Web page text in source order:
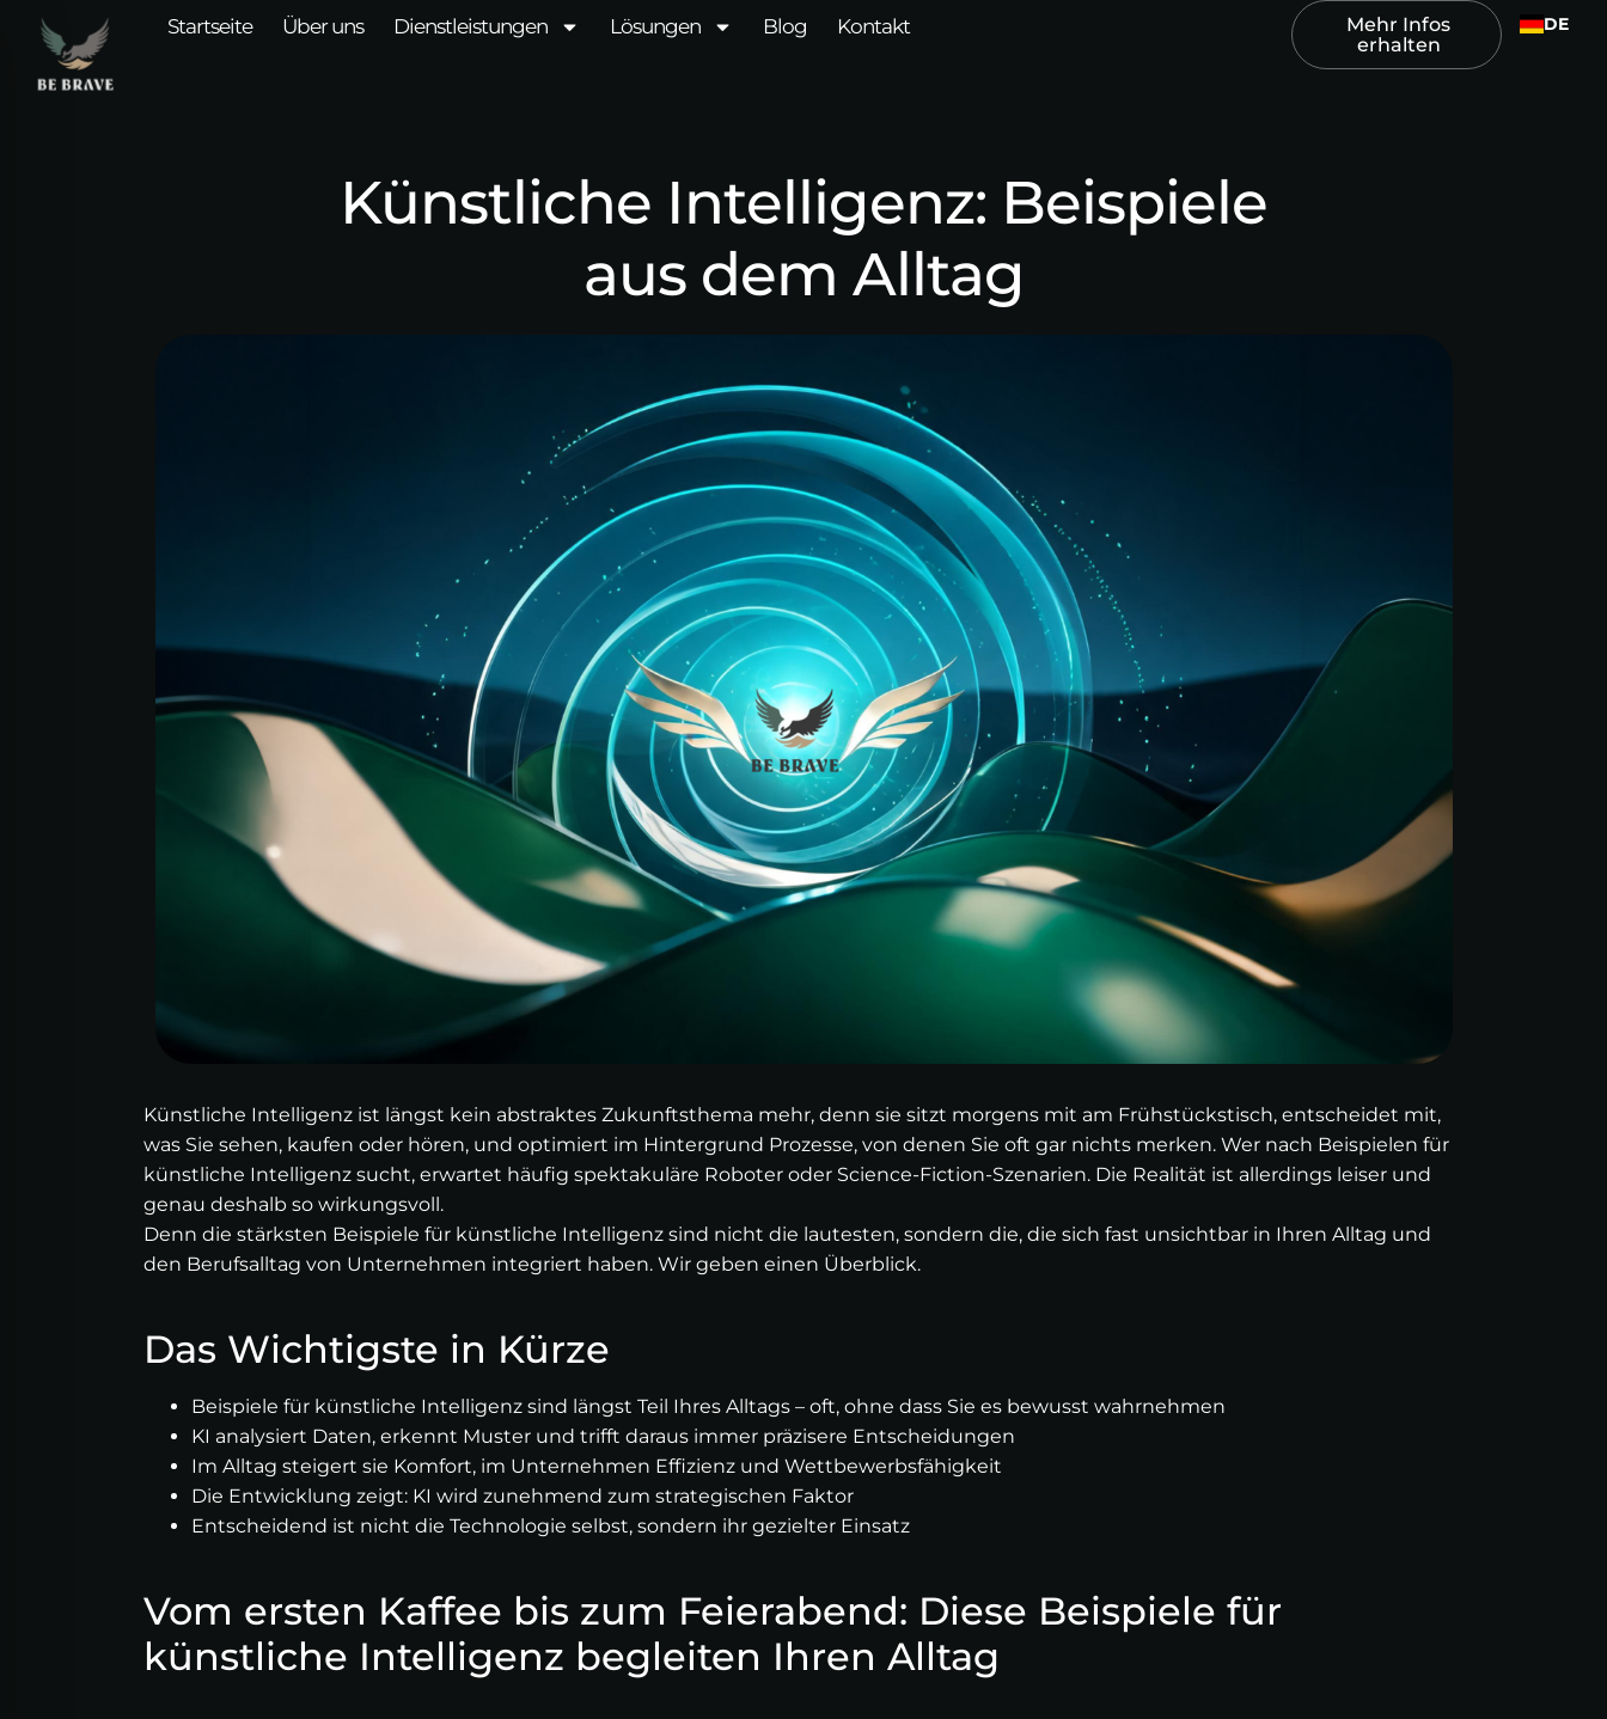
Startseite Über uns Dienstleistungen Lösungen Blog Kontakt
Mehr Infos
erhalten
DE
Künstliche Intelligenz: Beispiele
aus dem Alltag
Künstliche Intelligenz ist längst kein abstraktes Zukunftsthema mehr, denn sie sitzt morgens mit am Frühstückstisch, entscheidet mit,
was Sie sehen, kaufen oder hören, und optimiert im Hintergrund Prozesse, von denen Sie oft gar nichts merken. Wer nach Beispielen für
künstliche Intelligenz sucht, erwartet häufig spektakuläre Roboter oder Science-Fiction-Szenarien. Die Realität ist allerdings leiser und
genau deshalb so wirkungsvoll.
Denn die stärksten Beispiele für künstliche Intelligenz sind nicht die lautesten, sondern die, die sich fast unsichtbar in Ihren Alltag und
den Berufsalltag von Unternehmen integriert haben. Wir geben einen Überblick.
Das Wichtigste in Kürze
Beispiele für künstliche Intelligenz sind längst Teil Ihres Alltags – oft, ohne dass Sie es bewusst wahrnehmen
KI analysiert Daten, erkennt Muster und trifft daraus immer präzisere Entscheidungen
Im Alltag steigert sie Komfort, im Unternehmen Effizienz und Wettbewerbsfähigkeit
Die Entwicklung zeigt: KI wird zunehmend zum strategischen Faktor
Entscheidend ist nicht die Technologie selbst, sondern ihr gezielter Einsatz
Vom ersten Kaffee bis zum Feierabend: Diese Beispiele für
künstliche Intelligenz begleiten Ihren Alltag